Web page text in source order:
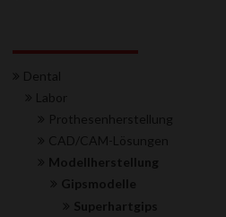
Dental
Labor
Prothesenherstellung
CAD/CAM-Lösungen
Modellherstellung
Gipsmodelle
Superhartgips